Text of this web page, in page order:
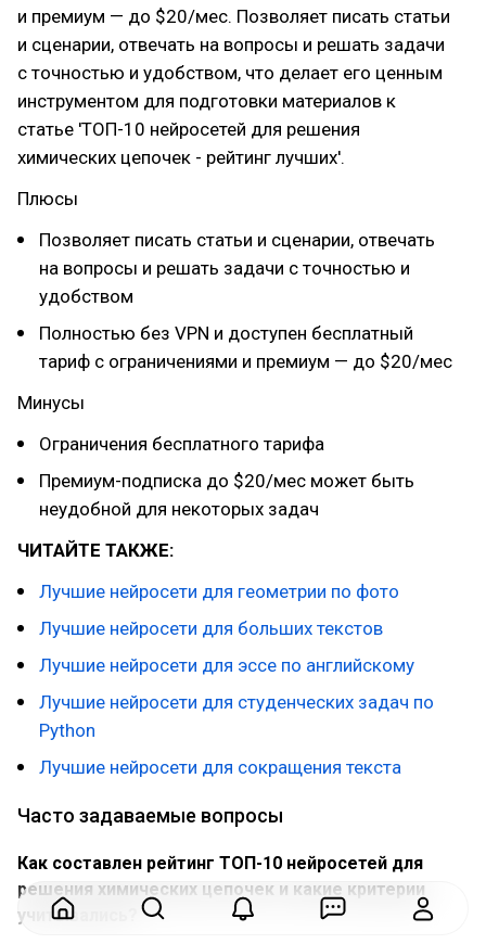
и премиум — до $20/мес. Позволяет писать статьи
и сценарии, отвечать на вопросы и решать задачи
с точностью и удобством, что делает его ценным
инструментом для подготовки материалов к
статье 'ТОП-10 нейросетей для решения
химических цепочек - рейтинг лучших'.
Плюсы
Позволяет писать статьи и сценарии, отвечать
на вопросы и решать задачи с точностью и
удобством
Полностью без VPN и доступен бесплатный
тариф с ограничениями и премиум — до $20/мес
Минусы
Ограничения бесплатного тарифа
Премиум-подписка до $20/мес может быть
неудобной для некоторых задач
ЧИТАЙТЕ ТАКЖЕ:
Лучшие нейросети для геометрии по фото
Лучшие нейросети для больших текстов
Лучшие нейросети для эссе по английскому
Лучшие нейросети для студенческих задач по
Python
Лучшие нейросети для сокращения текста
Часто задаваемые вопросы
Как составлен рейтинг ТОП-10 нейросетей для
решения химических цепочек и какие критерии
учитывались?